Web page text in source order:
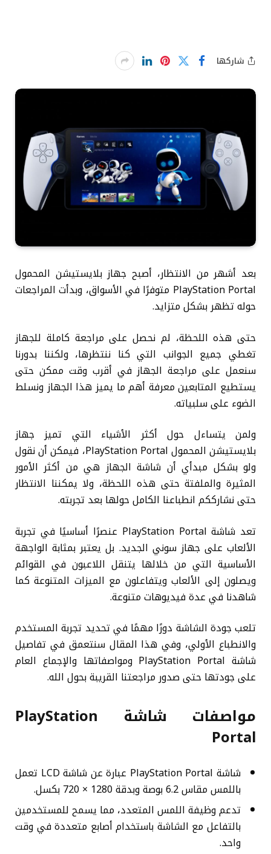
شاركها
بعد أشهر من الانتظار، أصبح جهاز بلايستيشن المحمول
PlayStation Portal متوفرًا في الأسواق، وبدأت المراجعات
حوله تظهر بشكل متزايد.
حتى هذه اللحظة، لم نحصل على مراجعة كاملة للجهاز
تغطي جميع الجوانب التي كنا ننتظرها، ولكننا بدورنا
سنعمل على مراجعة الجهاز في أقرب وقت ممكن حتى
يستطيع المتابعين معرفة أهم ما يميز هذا الجهاز ونسلط
الضوء على سلبياته.
ولمن يتساءل حول أكثر الأشياء التي تميز جهاز
بلايستيشن المحمول PlayStation Portal، فيمكن أن نقول
ولو بشكل مبدأي أن شاشة الجهاز هي من أكثر الأمور
المثيرة والملفتة حتى هذه اللحظة، ولا يمكننا الانتظار
حتى نشارككم انطباعنا الكامل حولها بعد تجربته.
تعد شاشة PlayStation Portal عنصرًا أساسيًا في تجربة
الألعاب على جهاز سوني الجديد. بل يعتبر بمثابة الواجهة
الأساسية التي من خلالها يتنقل اللاعبون في القوائم
ويصلون إلى الألعاب ويتفاعلون مع الميزات المتنوعة كما
شاهدنا في عدة فيديوهات متنوعة.
تلعب جودة الشاشة دورًا مهمًا في تحديد تجربة المستخدم
والانطباع الأولي، وفي هذا المقال سنتعمق في تفاصيل
شاشة PlayStation Portal ومواصفاتها والإجماع العام
على جودتها حتى صدور مراجعتنا القريبة بحول الله.
مواصفات شاشة PlayStation
Portal
شاشة PlayStation Portal عبارة عن شاشة LCD تعمل
باللمس مقاس 6.2 بوصة وبدقة 1280 × 720 بكسل.
تدعم وظيفة اللمس المتعدد، مما يسمح للمستخدمين
بالتفاعل مع الشاشة باستخدام أصابع متعددة في وقت
واحد.